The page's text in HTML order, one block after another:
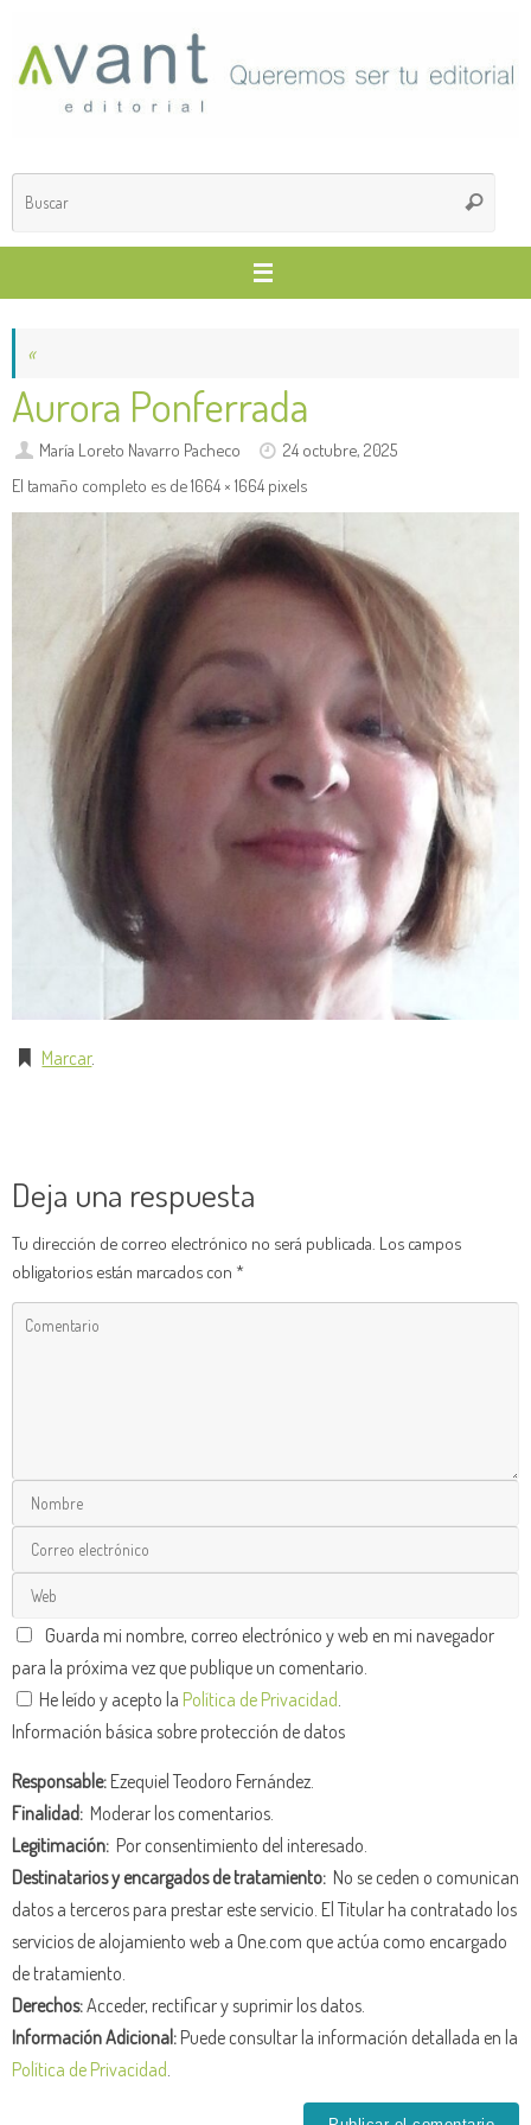
contenido
Buscar
«
Aurora Ponferrada
María Loreto Navarro Pacheco
24 octubre, 2025
El tamaño completo es de1664 × 1664 pixels
Marcar.
Deja una respuesta
Tu dirección de correo electrónico no será publicada. Los campos
obligatorios están marcados con *
Guarda mi nombre, correo electrónico y web en mi navegador
para la próxima vez que publique un comentario.
He leído y acepto la Política de Privacidad.
Información básica sobre protección de datos
Responsable:Ezequiel Teodoro Fernández.
Finalidad: Moderar los comentarios.
Legitimación: Por consentimiento del interesado.
Destinatarios y encargados de tratamiento: No se ceden o comunican
datos a terceros para prestar este servicio. El Titular ha contratado los
servicios de alojamiento web a One.com que actúa como encargado
de tratamiento.
Derechos:Acceder, rectificar y suprimir los datos.
Información Adicional:Puede consultar la información detallada en la
Política de Privacidad.